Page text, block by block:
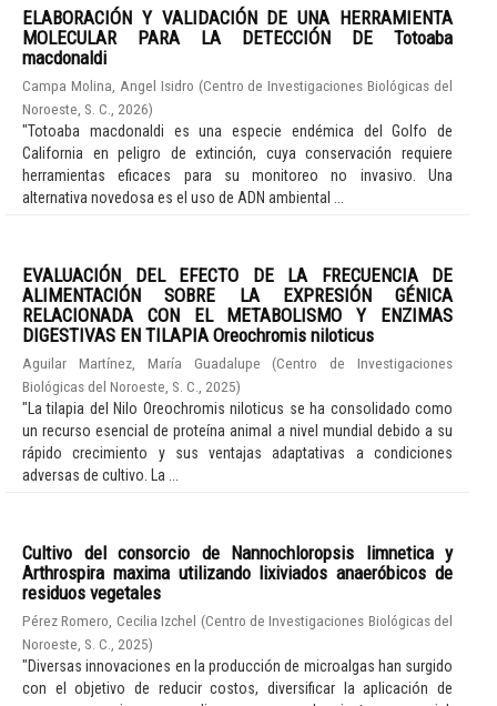
ELABORACIÓN Y VALIDACIÓN DE UNA HERRAMIENTA
MOLECULAR PARA LA DETECCIÓN DE Totoaba
macdonaldi
Campa Molina, Angel Isidro (Centro de Investigaciones Biológicas del
Noroeste, S. C.
2026)
"Totoaba macdonaldi es una especie endémica del Golfo de
California en peligro de extinción, cuya conservación requiere
herramientas eficaces para su monitoreo no invasivo. Una
alternativa novedosa es el uso de ADN ambiental ...
EVALUACIÓN DEL EFECTO DE LA FRECUENCIA DE
ALIMENTACIÓN SOBRE LA EXPRESIÓN GÉNICA
RELACIONADA CON EL METABOLISMO Y ENZIMAS
DIGESTIVAS EN TILAPIA Oreochromis niloticus
Aguilar Martínez, María Guadalupe (Centro de Investigaciones
Biológicas del Noroeste, S. C.
2025)
"La tilapia del Nilo Oreochromis niloticus se ha consolidado como
un recurso esencial de proteína animal a nivel mundial debido a su
rápido crecimiento y sus ventajas adaptativas a condiciones
adversas de cultivo. La ...
Cultivo del consorcio de Nannochloropsis limnetica y
Arthrospira maxima utilizando lixiviados anaeróbicos de
residuos vegetales
Pérez Romero, Cecilia Izchel (Centro de Investigaciones Biológicas del
Noroeste, S. C.
2025)
"Diversas innovaciones en la producción de microalgas han surgido
con el objetivo de reducir costos, diversificar la aplicación de